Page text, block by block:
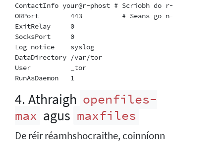
ContactInfo your@r-phost # Scríobh do r-phost
ORPort        443          # Seans go n-úsáidfidh
ExitRelay     0
SocksPort     0
Log notice    syslog
DataDirectory /var/tor
User          _tor
4. Athraigh openfiles-
max agus maxfiles
De réir réamhshocraithe, coinníonn